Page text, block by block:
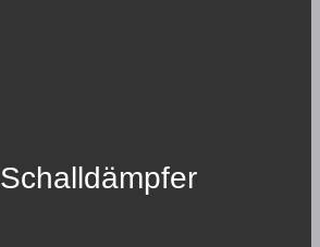
Schalldämpfer